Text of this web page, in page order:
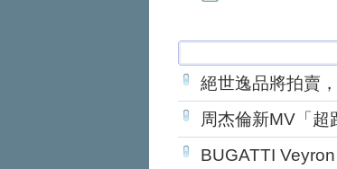
絕世逸品將拍賣
周杰倫新MV「超
BUGATTI